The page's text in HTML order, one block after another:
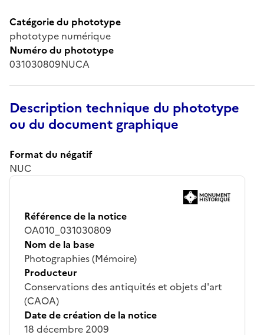
Catégorie du phototype
phototype numérique
Numéro du phototype
031030809NUCA
Description technique du phototype
ou du document graphique
Format du négatif
NUC
Référence de la notice
OA010_031030809
Nom de la base
Photographies (Mémoire)
Producteur
Conservations des antiquités et objets d'art
(CAOA)
Date de création de la notice
18 décembre 2009